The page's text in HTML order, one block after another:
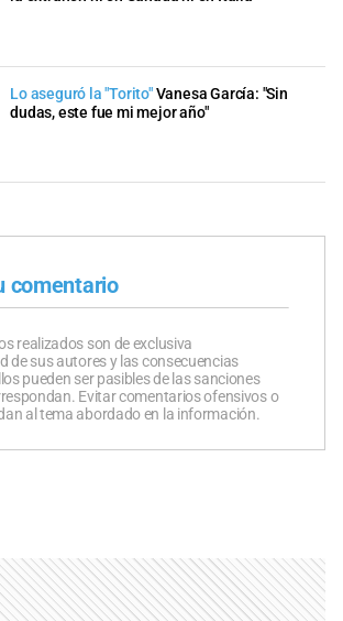
Lo aseguró la "Torito"Vanesa García: "Sin
dudas, este fue mi mejor año"
comentario
realizados son de exclusiva
de sus autores y las consecuencias
pueden ser pasibles de las sanciones
Evitar comentarios ofensivos o
al tema abordado en la información.